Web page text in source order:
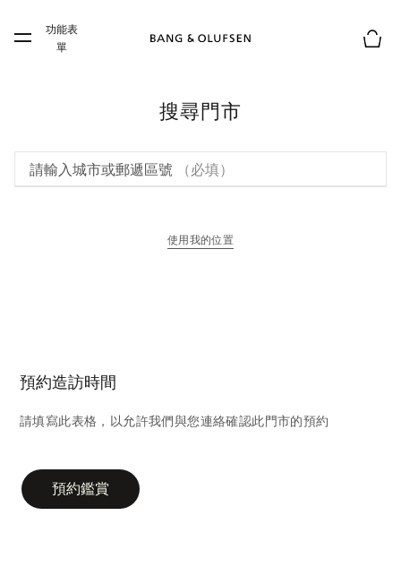
Skip to main footer
功能表
單
搜尋門市
請輸入城市或郵遞區號 （必填）
使用我的位置
預約造訪時間
請填寫此表格，以允許我們與您連絡確認此門市的預約
預約鑑賞